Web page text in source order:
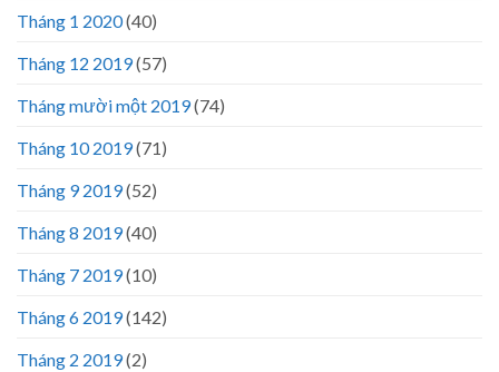
Tháng 1 2020(40)
Tháng 12 2019(57)
Tháng mười một 2019(74)
Tháng 10 2019(71)
Tháng 9 2019(52)
Tháng 8 2019(40)
Tháng 7 2019(10)
Tháng 6 2019(142)
Tháng 2 2019(2)